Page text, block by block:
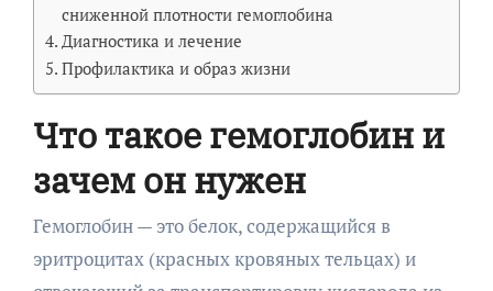
сниженной плотности гемоглобина
Диагностика и лечение
Профилактика и образ жизни
Что такое гемоглобин и
зачем он нужен
Гемоглобин — это белок, содержащийся в
эритроцитах (красных кровяных тельцах) и